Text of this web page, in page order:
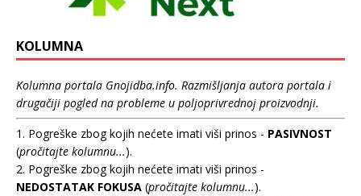
KOLUMNA
Kolumna portala Gnojidba.info. Razmišljanja autora portala i
drugačiji pogled na probleme u poljoprivrednoj proizvodnji.
1. Pogreške zbog kojih nećete imati viši prinos - PASIVNOST
(pročitajte kolumnu...).
2. Pogreške zbog kojih nećete imati viši prinos -
NEDOSTATAK FOKUSA (pročitajte kolumnu...).